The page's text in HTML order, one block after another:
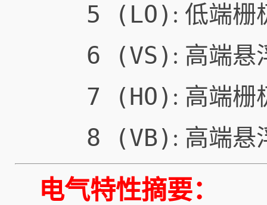
5 (LO) : 低端栅
6 (VS) : 高端悬
7 (HO) : 高端栅
8 (VB) : 高端悬
电气特性摘要：